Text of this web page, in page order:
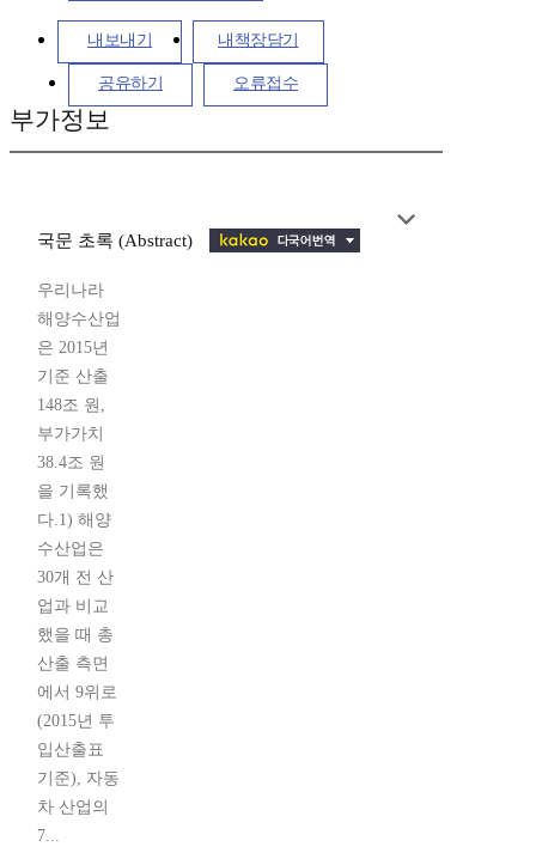
내보내기 내책장담기
공유하기 오류접수
부가정보
국문 초록 (Abstract)
우리나라
해양수산업
은 2015년
기준 산출
148조 원,
부가가치
38.4조 원
을 기록했
다.1) 해양
수산업은
30개 전 산
업과 비교
했을 때 총
산출 측면
에서 9위로
(2015년 투
입산출표
기준), 자동
차 산업의
7...